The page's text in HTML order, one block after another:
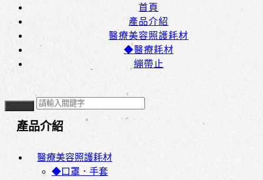
首頁
產品介紹
醫療美容照護耗材
◆醫療耗材
繃帶止
產品介紹
醫療美容照護耗材
◆口罩．手套